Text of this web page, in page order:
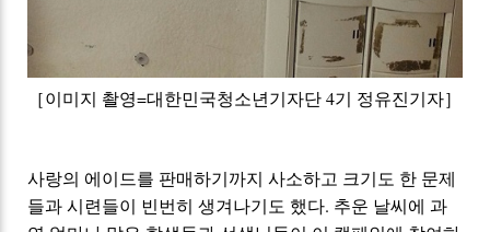
［이미지 촬영=대한민국청소년기자단 4기 정유진기자］
사랑의 에이드를 판매하기까지 사소하고 크기도 한 문제
들과 시련들이 빈번히 생겨나기도 했다. 추운 날씨에 과